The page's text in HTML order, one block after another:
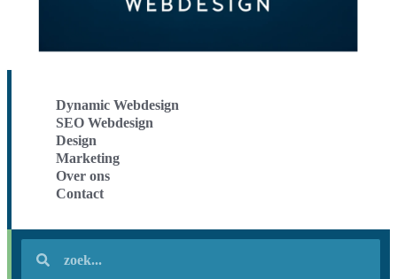
Dynamic Webdesign
SEO Webdesign
Design
Marketing
Over ons
Contact